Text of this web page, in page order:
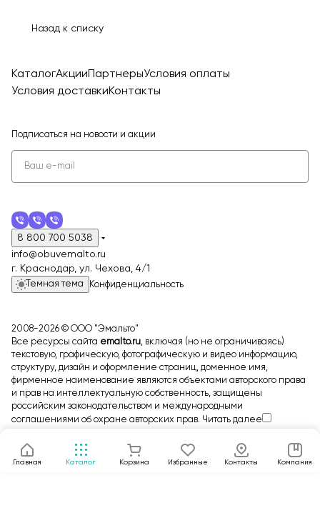
Назад к списку
Главная Каталог Корзина Избранные Контакты Компания
КаталогАкции ПартнерыУсловия оплаты
Условия доставкиКонтакты
Подписаться на новости и акции
8 800 700 5038
info@obuvemalto.ru
г. Краснодар, ул. Чехова, 4/1
Темная тема Конфиденциальность
2008-2026 © ООО "Эмальто"
Все ресурсы сайта emalto.ru, включая (но не ограничиваясь)
текстовую, графическую, фотографическую и видео информацию,
структуру, дизайн и оформление страниц, доменное имя,
фирменное наименование являются объектами авторского права
и прав на интеллектуальную собственность, защищены
российским законодательством и международными
соглашениями об охране авторских прав. Читать далее